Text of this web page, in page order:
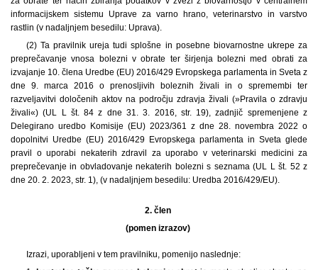
informacijskem sistemu Uprave za varno hrano, veterinarstvo in varstvo
rastlin (v nadaljnjem besedilu: Uprava).
(2) Ta pravilnik ureja tudi splošne in posebne biovarnostne ukrepe za
preprečavanje vnosa bolezni v obrate ter širjenja bolezni med obrati za
izvajanje 10. člena Uredbe (EU) 2016/429 Evropskega parlamenta in Sveta z
dne 9. marca 2016 o prenosljivih boleznih živali in o spremembi ter
razveljavitvi določenih aktov na področju zdravja živali (»Pravila o zdravju
živali«) (UL L št. 84 z dne 31. 3. 2016, str. 19), zadnjič spremenjene z
Delegirano uredbo Komisije (EU) 2023/361 z dne 28. novembra 2022 o
dopolnitvi Uredbe (EU) 2016/429 Evropskega parlamenta in Sveta glede
pravil o uporabi nekaterih zdravil za uporabo v veterinarski medicini za
preprečevanje in obvladovanje nekaterih bolezni s seznama (UL L št. 52 z
dne 20. 2. 2023, str. 1), (v nadaljnjem besedilu: Uredba 2016/429/EU).
2. člen
(pomen izrazov)
Izrazi, uporabljeni v tem pravilniku, pomenijo naslednje: